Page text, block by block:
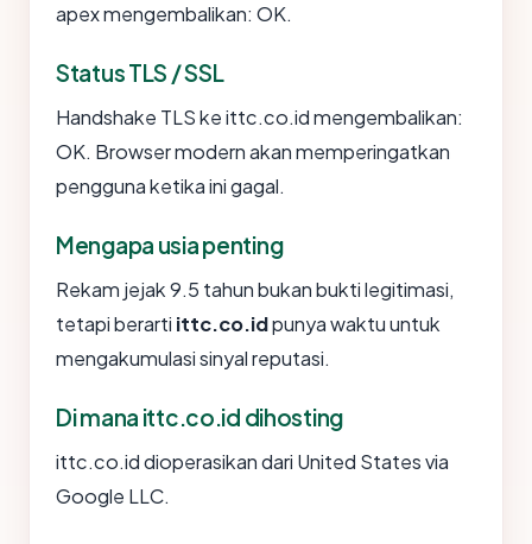
apex mengembalikan: OK.
Status TLS / SSL
Handshake TLS ke ittc.co.id mengembalikan:
OK. Browser modern akan memperingatkan
pengguna ketika ini gagal.
Mengapa usia penting
Rekam jejak 9.5 tahun bukan bukti legitimasi,
tetapi berarti ittc.co.idpunya waktu untuk
mengakumulasi sinyal reputasi.
Di mana ittc.co.id dihosting
ittc.co.id dioperasikan dari United States via
Google LLC.